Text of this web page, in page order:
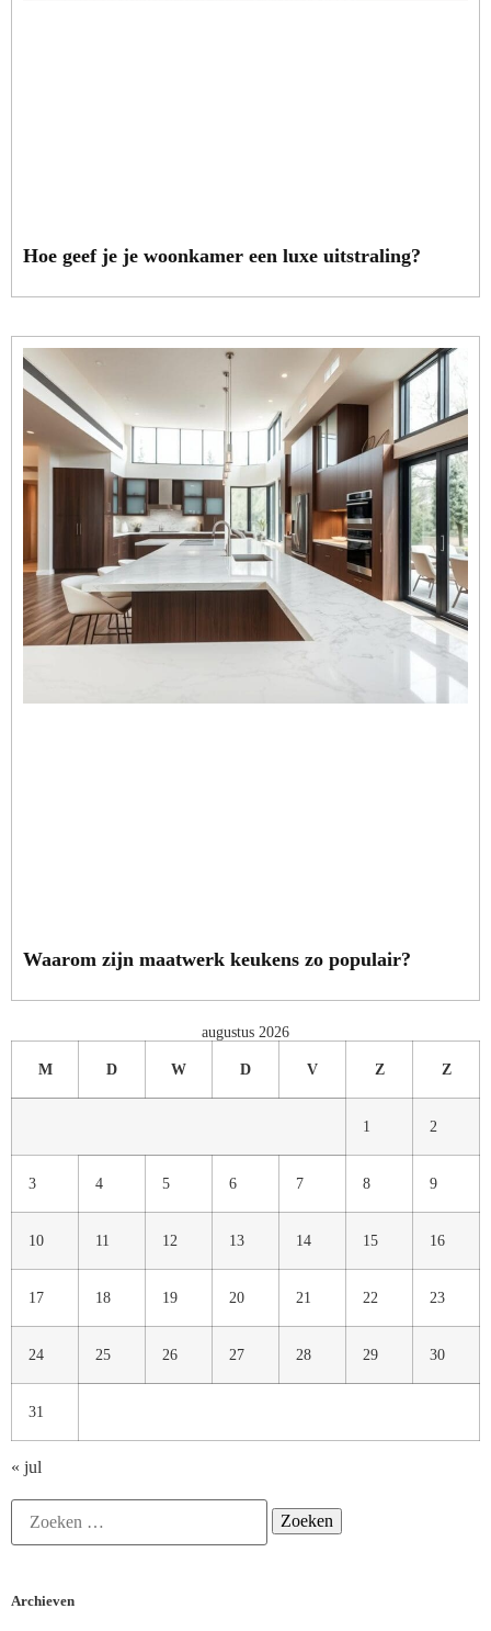
Hoe geef je je woonkamer een luxe uitstraling?
Waarom zijn maatwerk keukens zo populair?
augustus 2026
M D W D V Z Z
1 2
3 4 5 6 7 8 9
10 11 12 13 14 15 16
17 18 19 20 21 22 23
24 25 26 27 28 29 30
31
« jul
Archieven